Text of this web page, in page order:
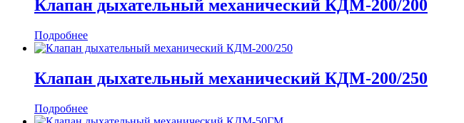
Клапан дыхательный механический КДМ-200/200
Подробнее
Клапан дыхательный механический КДМ-200/250
Подробнее